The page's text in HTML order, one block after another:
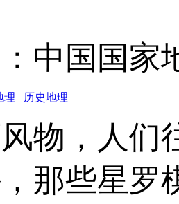
中国国家
理 历史地理
物，人们
那些星罗